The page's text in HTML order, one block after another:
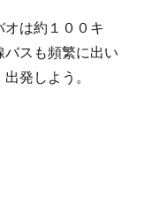
は約１００キ
バスも頻繁に出い
発しよう。